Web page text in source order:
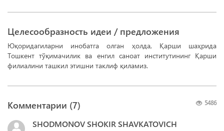
Целесообразность идеи / предложения
Юқоридагиларни инобатга олган ҳолда, Қарши шаҳрида
Тошкент тўқимачилик ва енгил саноат институтининг Қарши
филиалини ташкил этишни таклиф қиламиз.
5486
Комментарии (7)
SHODMONOV SHOKIR SHAVKATOVICH